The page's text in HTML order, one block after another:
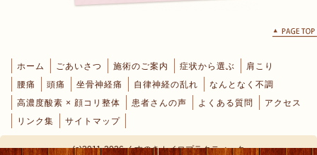
ホーム ごあいさつ 施術のご案内 症状から選ぶ 肩こり
腰痛 頭痛 坐骨神経痛 自律神経の乱れ なんとなく不調
高濃度酸素 × 顔コリ整体 患者さんの声 よくある質問 アクセス
リンク集 サイトマップ
(c)2011-2026 くすのきカイロプラクティック